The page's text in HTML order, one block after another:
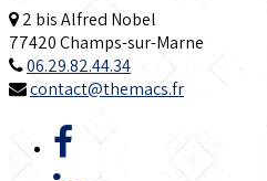
2 bis Alfred Nobel
77420 Champs-sur-Marne
06.29.82.44.34
contact@themacs.fr